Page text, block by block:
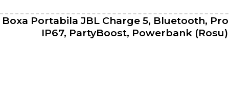
Boxa Portabila JBL Charge 5, Bluetooth,
IP67, PartyBoost, Powerbank (Rosu)